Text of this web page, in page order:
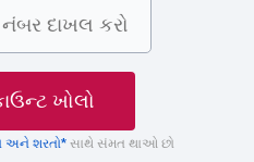
ખોલો
અને શરતો*સાથે સંમત થાઓ છો